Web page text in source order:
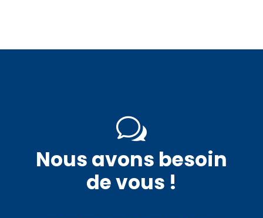
w
Nous avons besoin
de vous !